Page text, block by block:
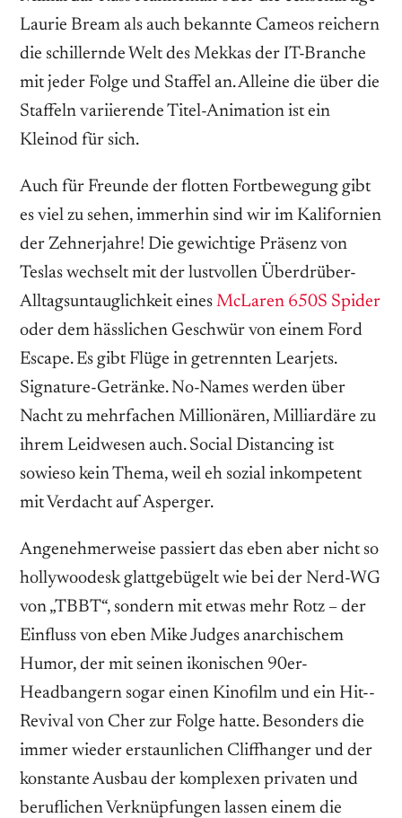
Laurie Bream als auch bekannte Cameos reichern
die schillernde Welt des Mekkas der IT-Branche
mit ­jeder Folge und Staffel an. Alleine die über die
Staffeln variierende Titel-Animation ist ein
Kleinod für sich.
Auch für Freunde der flotten Fortbewegung gibt
es viel zu sehen, immerhin sind wir im Kalifornien
der Zehnerjahre! Die gewichtige Präsenz von
Teslas wechselt mit der lustvollen Überdrüber-
Alltagsuntauglichkeit eines McLaren 650S Spider
oder dem häss­lichen Geschwür von einem Ford
Escape. Es gibt Flüge in getrennten Learjets.
Signature-Getränke. No-Names werden über
Nacht zu mehrfachen Millionären, Milliardäre zu
ihrem Leidwesen auch. ­Social Distancing ist
sowieso kein Thema, weil eh sozial inkompetent
mit Verdacht auf Asperger.
Angenehmerweise passiert das eben aber nicht so
hollywoodesk glattgebügelt wie bei der Nerd-WG
von „TBBT“, sondern mit etwas mehr Rotz – der
Einfluss von eben Mike Judges anarchischem
Humor, der mit seinen ikonischen 90er-
Headbangern sogar einen ­Kinofilm und ein Hit-­
Revival von Cher zur Folge hatte. Besonders die
immer wieder erstaunlichen Cliffhanger und der
konstante Ausbau der komplexen privaten und
beruflichen Verknüpfungen lassen einem die